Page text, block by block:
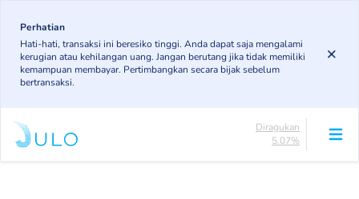
main
content
Perhatian
Hati-hati, transaksi ini beresiko tinggi. Anda dapat saja mengalami
kerugian atau kehilangan uang. Jangan berutang jika tidak memiliki
kemampuan membayar. Pertimbangkan secara bijak sebelum
bertransaksi.
83.19%
DPK
5.78%
Diragukan
5.07%